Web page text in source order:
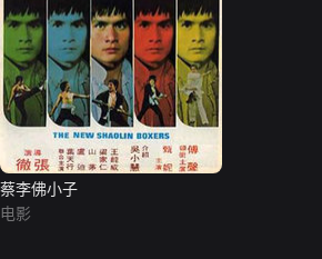
蔡李佛小子
电影